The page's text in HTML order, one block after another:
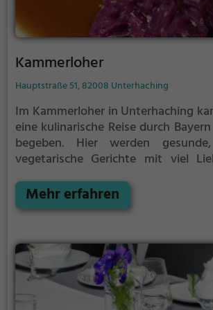
Kammerloher
Hauptstraße 51, 82008 Unterhaching
Im Kammerloher in Unterhaching
eine kulinarische Reise durch
begeben. Hier werden
vegetarische Gerichte mit viel
sich bei einem vielfältigen Angebot
und Speisen verwöhnen zu lassen.
hier kommt jeder auf seine
Kammerloher ist der ideale Ort,
deutschen Küche zu entdecken und
Mehr erfahren